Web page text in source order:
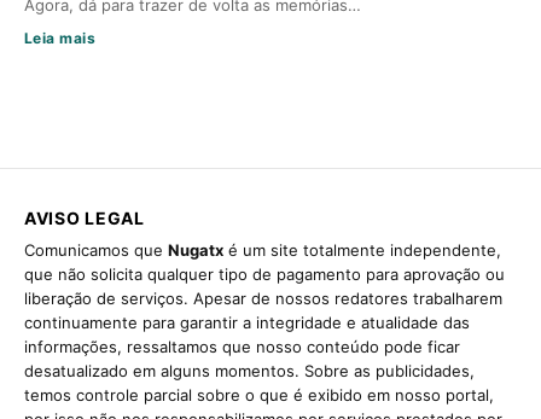
Agora, dá para trazer de volta as memórias…
Leia mais
AVISO LEGAL
Comunicamos que Nugatx é um site totalmente independente,
que não solicita qualquer tipo de pagamento para aprovação ou
liberação de serviços. Apesar de nossos redatores trabalharem
continuamente para garantir a integridade e atualidade das
informações, ressaltamos que nosso conteúdo pode ficar
desatualizado em alguns momentos. Sobre as publicidades,
temos controle parcial sobre o que é exibido em nosso portal,